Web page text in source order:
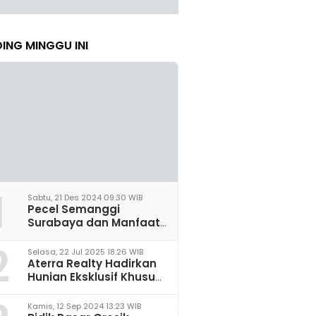
MINGGU INI
Sabtu, 21 Des 2024 09:30 WIB
Pecel Semanggi
Surabaya dan Manfaat
Saraf
Selasa, 22 Jul 2025 18:26 WIB
Aterra Realty Hadirkan
Hunian Eksklusif Khusus
Malang
Kamis, 12 Sep 2024 13:23 WIB